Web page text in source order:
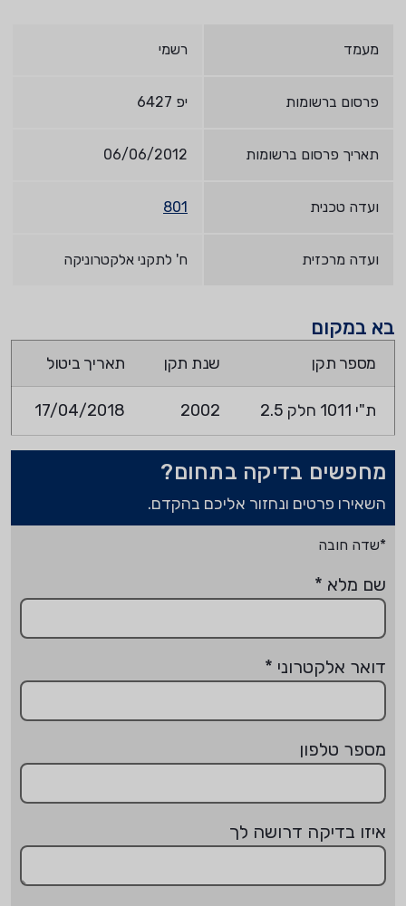
מעמד רשמי
פרסום ברשומות יפ 6427
תאריך פרסום ברשומות 06/06/2012
ועדה טכנית 801
ועדה מרכזית ח' לתקני אלקטרוניקה
בא במקום
מספר תקן שנת תקן תאריך ביטול
ת"י 1011 חלק 2.5 2002
17/04/2018
מחפשים בדיקה בתחום?
השאירו פרטים ונחזור אליכם בהקדם.
*שדה חובה
שם מלא *
דואר אלקטרוני *
מספר טלפון
איזו בדיקה דרושה לך